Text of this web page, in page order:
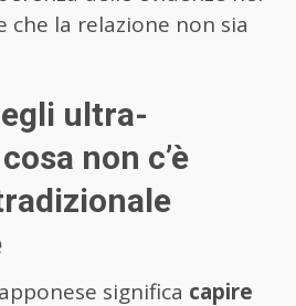
che la relazione non sia
ultra-
non c’è
significa capire